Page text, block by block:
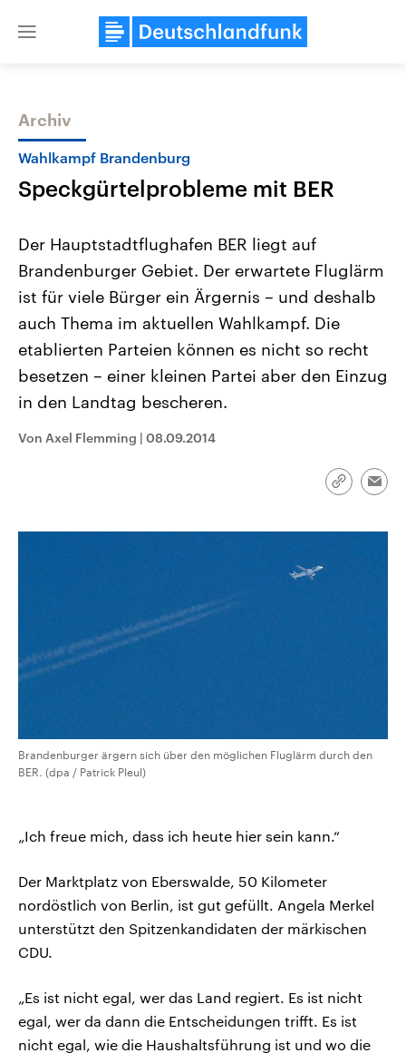
Close
Themen
Aktuelle Beiträge, Analysen und
Hintergründe
Wirtschaftlich und militärisch
gehören die Vereinigten Staaten zu
mit großem Einfluss auf das
Nahostkonflikt
Aktuelle Lage und
Der Überfall der
Terrororganisation Hamas
Oktober 2023 auf Israel
Region wieder die
Archiv
Wahlkampf Brandenburg
Speckgürtelprobleme mit BER
Der Hauptstadtflughafen BER liegt auf
Brandenburger Gebiet. Der erwartete Fluglärm
ist für viele Bürger ein Ärgernis – und deshalb
auch Thema im aktuellen Wahlkampf. Die
etablierten Parteien können es nicht so recht
besetzen – einer kleinen Partei aber den Einzug
in den Landtag bescheren.
Von Axel Flemming | 08.09.2014
Link
Brandenburger ärgern sich über den möglichen Fluglärm durch den
BER. (dpa / Patrick Pleul)
„Ich freue mich, dass ich heute hier sein kann.“
Der Marktplatz von Eberswalde, 50 Kilometer
nordöstlich von Berlin, ist gut gefüllt. Angela Merkel
unterstützt den Spitzenkandidaten der märkischen
CDU.
„Es ist nicht egal, wer das Land regiert. Es ist nicht
egal, wer da dann die Entscheidungen trifft. Es ist
nicht egal, wie die Haushaltsführung ist und wo die